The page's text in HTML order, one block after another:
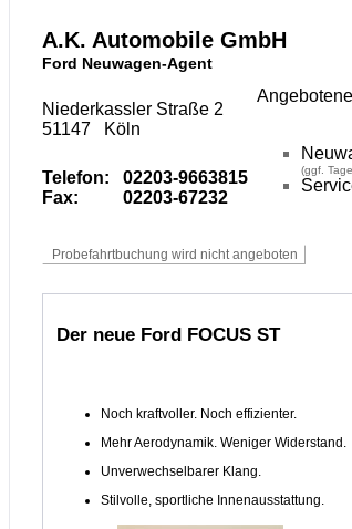
A.K. Automobile GmbH
Ford Neuwagen-Agent
Niederkassler Straße 2
51147 Köln
Telefon: 02203-9663815
Fax:
02203-67232
(ggf.
Der neue Ford FOCUS ST
Noch kraftvoller. Noch effizienter.
Mehr Aerodynamik. Weniger Widerstand.
Unverwechselbarer Klang.
Stilvolle, sportliche Innenausstattung.